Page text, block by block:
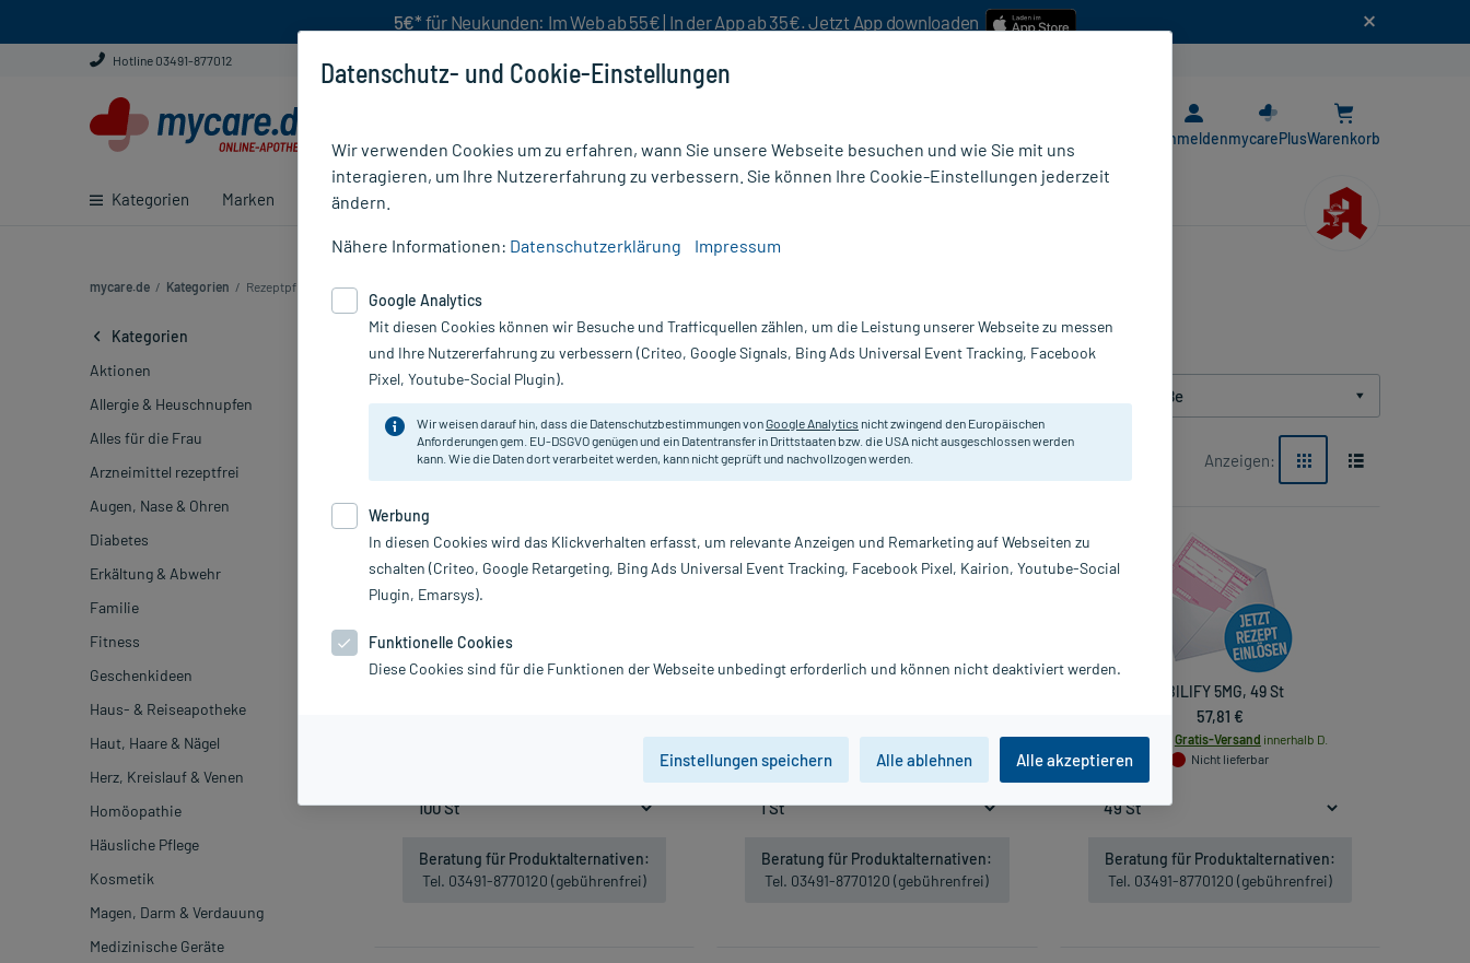
5€* für Neukunden: Im Web ab 55€ | In der App ab 35€. Jetzt App downloaden
Hotline 03491-877012
Kategorien Marken Ratgeber
AnmeldenmycarePlusWarenkorb
mycare.de / Kategorien / Rezeptpflichtige Medikamente (18989)
Kategorien
Aktionen
Allergie & Heuschnupfen
Alles für die Frau
Arzneimittel rezeptfrei
Augen, Nase & Ohren
Diabetes
Erkältung & Abwehr
Familie
Fitness
Geschenkideen
Haus- & Reiseapotheke
Haut, Haare & Nägel
Herz, Kreislauf & Venen
Homöopathie
Häusliche Pflege
Kosmetik
Magen, Darm & Verdauung
Medizinische Geräte
Rezeptpflichtige Medikamente
Packungsgröße
Sortieren Relevanz absteigend Produkte pro Seite: 24 Anzeigen:
Beratung für Produktalternativen:
Tel. 03491-8770120 (gebührenfrei)
inkl. MwSt.Gratis-Versandinnerhalb D.
Nicht lieferbar
Beratung für Produktalternativen:
Tel. 03491-8770120 (gebührenfrei)
ABILIFY 5MG, 49 St
57,81 €
inkl. MwSt. Gratis-Versand innerhalb D.
Nicht lieferbar
Beratung für Produktalternativen:
Tel. 03491-8770120 (gebührenfrei)
Datenschutz- und Cookie-Einstellungen
Wir verwenden Cookies um zu erfahren, wann Sie unsere Webseite besuchen und wie Sie mit uns
interagieren, um Ihre Nutzererfahrung zu verbessern. Sie können Ihre Cookie-Einstellungen jederzeit
ändern.
Nähere Informationen: Datenschutzerklärung Impressum
Google Analytics
Mit diesen Cookies können wir Besuche und Trafficquellen zählen, um die Leistung unserer Webseite zu messen
und Ihre Nutzererfahrung zu verbessern (Criteo, Google Signals, Bing Ads Universal Event Tracking, Facebook
Pixel, Youtube-Social Plugin).
Wir weisen darauf hin, dass die Datenschutzbestimmungen vonGoogle Analytics nicht zwingend den Europäischen
Anforderungen gem. EU-DSGVO genügen und ein Datentransfer in Drittstaaten bzw. die USA nicht ausgeschlossen werden
kann. Wie die Daten dort verarbeitet werden, kann nicht geprüft und nachvollzogen werden.
Werbung
In diesen Cookies wird das Klickverhalten erfasst, um relevante Anzeigen und Remarketing auf Webseiten zu
schalten (Criteo, Google Retargeting, Bing Ads Universal Event Tracking, Facebook Pixel, Kairion, Youtube-Social
Plugin, Emarsys).
Funktionelle Cookies
Diese Cookies sind für die Funktionen der Webseite unbedingt erforderlich und können nicht deaktiviert werden.
Einstellungen speichern Alle ablehnen Alle akzeptieren